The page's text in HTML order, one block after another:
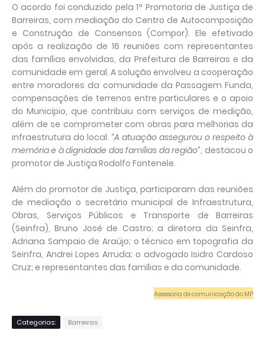
O acordo foi conduzido pela 1ª Promotoria de Justiça de
Barreiras, com mediação do Centro de Autocomposição
e Construção de Consensos (Compor). Ele efetivado
após a realização de 16 reuniões com representantes
das famílias envolvidas, da Prefeitura de Barreiras e da
comunidade em geral. A solução envolveu a cooperação
entre moradores da comunidade da Passagem Funda,
compensações de terrenos entre particulares e o apoio
do Município, que contribuiu com serviços de medição,
além de se comprometer com obras para melhorias da
infraestrutura do local. “A atuação assegurou o respeito à
memória e à dignidade das famílias da região”, destacou o
promotor de Justiça Rodolfo Fontenele.
Além do promotor de Justiça, participaram das reuniões
de mediação o secretário municipal de Infraestrutura,
Obras, Serviços Públicos e Transporte de Barreiras
(Seinfra), Bruno José de Castro; a diretora da Seinfra,
Adriana Sampaio de Araújo; o técnico em topografia da
Seinfra, Andrei Lopes Arruda; o advogado Isidro Cardoso
Cruz; e representantes das famílias e da comunidade.
Assessoria de comunicação do MP
Categorias: Barreiras